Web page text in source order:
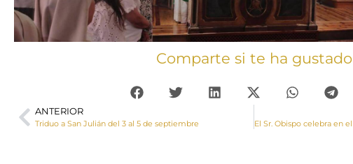
Comparte si te ha gustado
ANTERIOR
Triduo a San Julián del 3 al 5 de septiembre